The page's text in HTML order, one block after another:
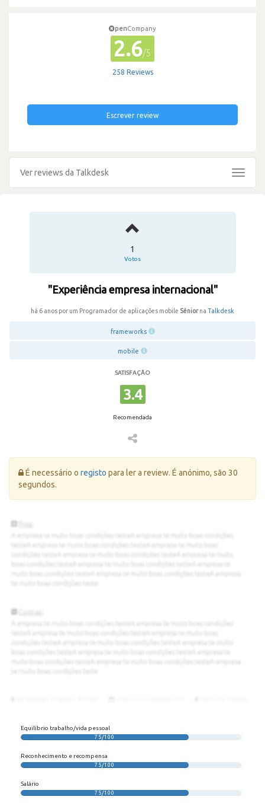
penCompany
2.6/5
258 Reviews
Escrever review
Ver reviews da Talkdesk
Toggle
1
Votos
"Experiência empresa internacional"
há 6 anos por um Programador de aplicações mobile Séniorna Talkdesk
frameworks
mobile
SATISFAÇÃO
3.4
Recomendada
Erro:
É necessário o registo para ler a review. É anónimo, são 30
segundos.
Equilíbrio trabalho/vida pessoal
75/100
Reconhecimento e recompensa
75/100
Salário
75/100